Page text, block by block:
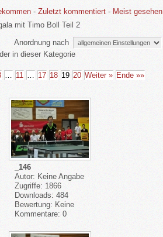
- Zuletzt kommentiert- Meist gesehen
mit Timo Boll Teil 2
Anordnung nach
in dieser Kategorie
11 17 18 19 20 Weiter » Ende »»
_146
Autor: Keine Angabe
Zugriffe: 1866
Downloads: 484
Bewertung: Keine
Kommentare: 0